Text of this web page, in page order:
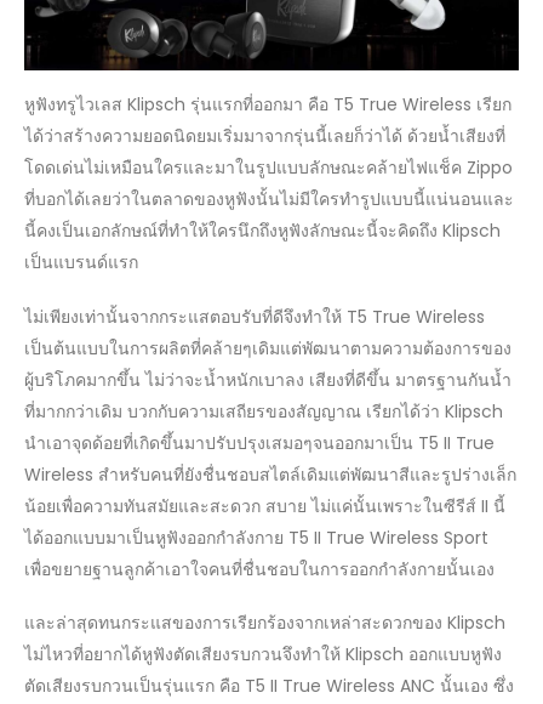
หูฟังทรูไวเลส Klipsch รุ่นแรกที่ออกมา คือ T5 True Wireless เรียก
ได้ว่าสร้างความยอดนิดยมเริ่มมาจากรุ่นนี้เลยก็ว่าได้ ด้วยน้ำเสียงที่
โดดเด่นไม่เหมือนใครและมาในรูปแบบลักษณะคล้ายไฟแช็ค Zippo
ที่บอกได้เลยว่าในตลาดของหูฟังนั้นไม่มีใครทำรูปแบบนี้แน่นอนและ
นี้คงเป็นเอกลักษณ์ที่ทำให้ใครนึกถึงหูฟังลักษณะนี้จะคิดถึง Klipsch
เป็นแบรนด์แรก
ไม่เพียงเท่านั้นจากกระแสตอบรับที่ดีจึงทำให้ T5 True Wireless
เป็นต้นแบบในการผลิตที่คล้ายๆเดิมแต่พัฒนาตามความต้องการของ
ผู้บริโภคมากขึ้น ไม่ว่าจะน้ำหนักเบาลง เสียงที่ดีขึ้น มาตรฐานกันน้ำ
ที่มากกว่าเดิม บวกกับความเสถียรของสัญญาณ เรียกได้ว่า Klipsch
นำเอาจุดด้อยที่เกิดขึ้นมาปรับปรุงเสมอๆจนออกมาเป็น T5 II True
Wireless สำหรับคนที่ยังชื่นชอบสไตล์เดิมแต่พัฒนาสีและรูปร่างเล็ก
น้อยเพื่อความทันสมัยและสะดวก สบาย ไม่แค่นั้นเพราะในซีรีส์ II นี้
ได้ออกแบบมาเป็นหูฟังออกกำลังกาย T5 II True Wireless Sport
เพื่อขยายฐานลูกค้าเอาใจคนที่ชื่นชอบในการออกกำลังกายนั้นเอง
และล่าสุดทนกระแสของการเรียกร้องจากเหล่าสะดวกของ Klipsch
ไม่ไหวที่อยากได้หูฟังตัดเสียงรบกวนจึงทำให้ Klipsch ออกแบบหูฟัง
ตัดเสียงรบกวนเป็นรุ่นแรก คือ T5 II True Wireless ANC นั้นเอง ซึ่ง